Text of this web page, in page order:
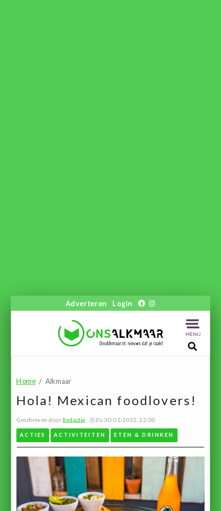
Adverteren Login
MENU
Home Alkmaar
Hola! Mexican foodlovers!
Geschreven doorRedactie Zo 30-01-2022, 22:00
ACTIES ACTIVITEITEN ETEN & DRINKEN